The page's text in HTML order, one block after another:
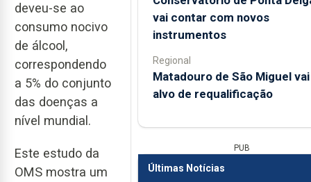
deveu-se ao
consumo nocivo
de álcool,
correspondendo
a 5% do conjunto
das doenças a
nível mundial.
Este estudo da
OMS mostra um
vai contar com novos
instrumentos
Regional
Matadouro de São Miguel
alvo de requalificação
PUB
Últimas Notícias